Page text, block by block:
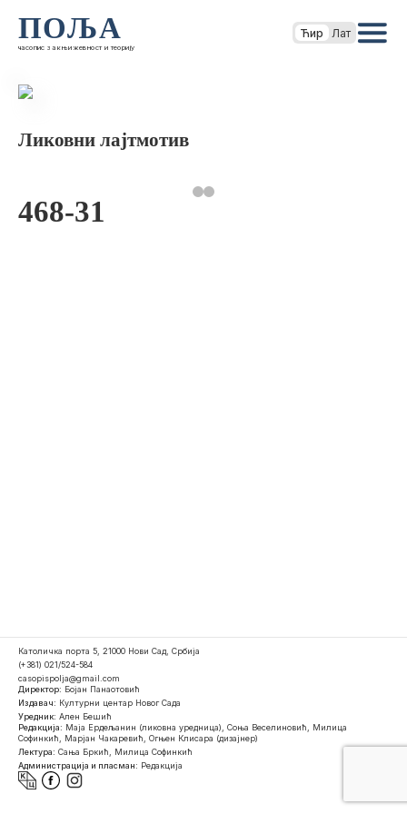
ПОЉА
часопис за књижевност и теорију
Ћир Лат
Ликовни лајтмотив
468-31
Католичка порта 5, 21000 Нови Сад, Србија
(+381) 021/524-584
casopispolja@gmail.com
Директор: Бојан Панаотовић
Издавач: Културни центар Новог Сада
Уредник: Ален Бешић
Редакција: Маја Ердељанин (ликовна уредница), Соња Веселиновић, Милица
Софинкић, Марјан Чакаревић, Огњен Клисара (дизајнер)
Лектура: Сања Бркић, Милица Софинкић
Администрација и пласман: Редакција